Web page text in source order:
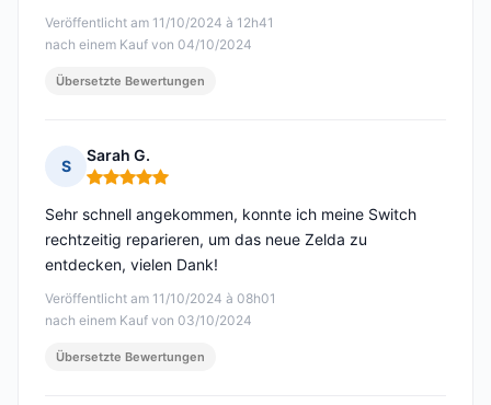
Veröffentlicht am 11/10/2024 à 12h41
nach einem Kauf von 04/10/2024
Übersetzte Bewertungen
S
Sarah G.
Hinweis: 5 von 5
Veröffentlicht am 11/10/2024 à 08h01
nach einem Kauf von 03/10/2024
Sehr schnell angekommen, konnte ich meine Switch
rechtzeitig reparieren, um das neue Zelda zu
entdecken, vielen Dank!
Übersetzte Bewertungen